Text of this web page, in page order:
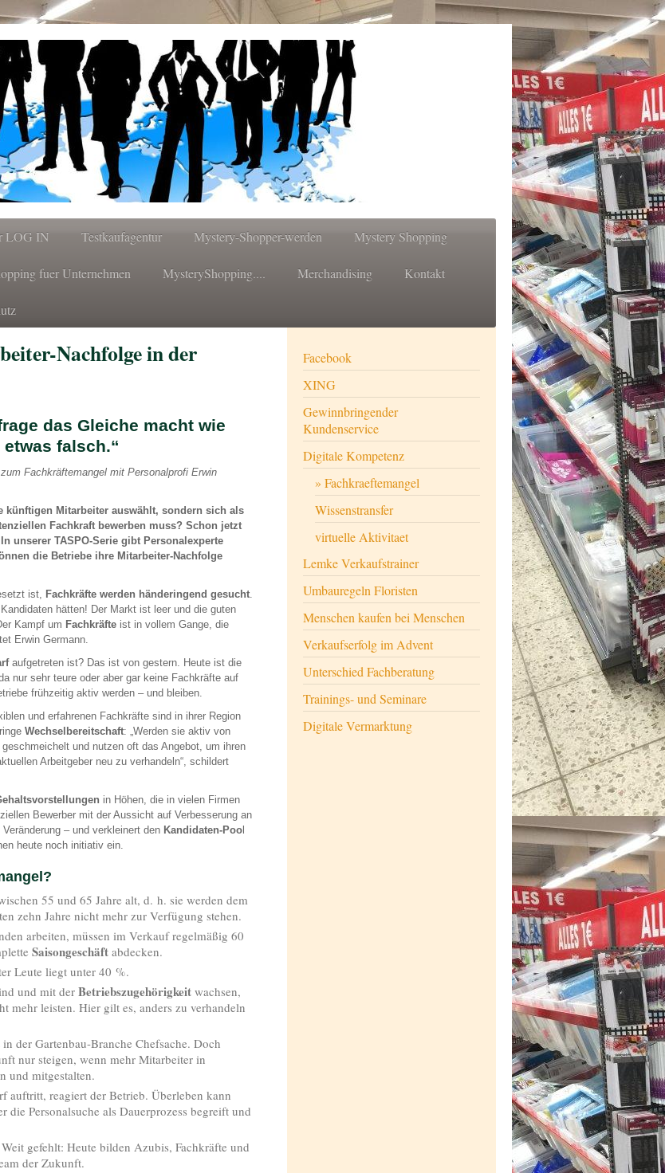
LOG IN Testkaufagentur Mystery-Shopper-werden Mystery Shopping
fuer Unternehmen MysteryShopping.... Merchandising Kontakt
Nachfolge in der
das Gleiche macht wie
falsch.“
Fachkräftemangel mit Personalprofi Erwin
Mitarbeiter auswählt, sondern sich als
Fachkraft bewerben muss? Schon jetzt
unserer TASPO-Serie gibt Personalexperte
die Betriebe ihre Mitarbeiter-Nachfolge
ist, Fachkräfte werden händeringend gesucht.
hätten! Der Markt ist leer und die guten
Kampf um Fachkräfte ist in vollem Gange, die
Erwin Germann.
aufgetreten ist? Das ist von gestern. Heute ist die
nur sehr teure oder aber gar keine Fachkräfte auf
frühzeitig aktiv werden – und bleiben.
und erfahrenen Fachkräfte sind in ihrer Region
Wechselbereitschaft: „Werden sie aktiv von
und nutzen oft das Angebot, um ihren
Arbeitgeber neu zu verhandeln“, schildert
in Höhen, die in vielen Firmen
Bewerber mit der Aus­sicht auf Verbesserung an
– und verkleinert den Kandidaten-Poo
heute noch initiativ ein.
55 und 65 Jahre alt, d. h. sie werden dem
zehn Jahre nicht mehr zur Verfügung stehen.
arbeiten, müssen im Verkauf regelmäßig 60
Saisongeschäft abdecken.
Leute liegt unter 40 %.
und mit derBetriebszugehörigkeit wachsen,
mehr leisten. Hier gilt es, anders zu verhandeln
in der Gartenbau-Branche Chefsache. Doch
nur steigen, wenn mehr Mitarbeiter in
und mitgestalten.
auftritt, reagiert der Betrieb. Überleben kann
Personalsuche als Dauerprozess begreift und
gefehlt: Heute bilden Azubis, Fachkräfte und
der Zukunft.
Facebook
XING
Gewinnbringender
Kundenservice
Digitale Kompetenz
Fachkraeftemangel
Wissenstransfer
virtuelle Aktivitaet
Lemke Verkaufstrainer
Umbauregeln Floristen
Menschen kaufen bei Menschen
Verkaufserfolg im Advent
Unterschied Fachberatung
Trainings- und Seminare
Digitale Vermarktung